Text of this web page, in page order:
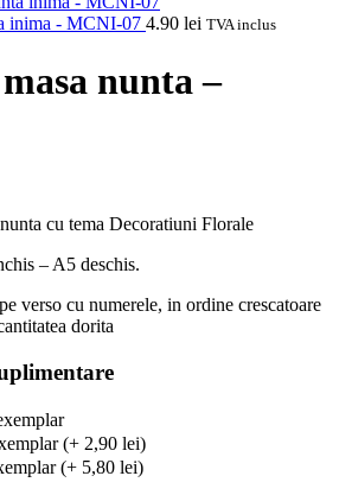
inima - MCNI-07 4.90 lei TVA inclus
nunta –
cu tema Decoratiuni Florale
– A5 deschis.
verso cu numerele, in ordine crescatoare
dorita
(+ 2,90 lei)
(+ 5,80 lei)